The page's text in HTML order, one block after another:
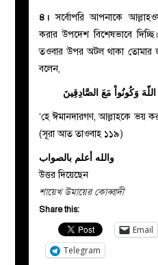
৪। সর্বোপরি আপনাকে
করার উপদেশ বিশেষভাবে
তওবার উপর অটল থাকা তোমার
বলেন,
اللّهَ وَكُونُواْ مَعَ الصَّادِقِينَ
‘হে ঈমানদারগণ, আল্লাহকে ভয়
(সূরা আত তাওবাহ ১১৯)
والله أعلم بالصواب
উত্তর দিয়েছেন
শায়েখ উমায়ের কোব্বাদী
Share this:
Email
Telegram